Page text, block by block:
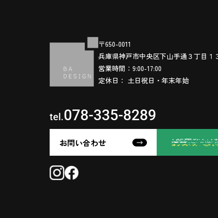
〒650-0011
兵庫県神戸市中央区下山手通３丁目１
営業時間：9:00-17:00
定休日： 土日祝日・年末年始
tel.078-335-8289
お問い合わせ